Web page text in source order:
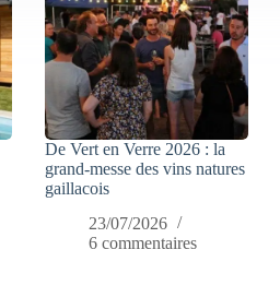
De Vert en Verre 2026 : la
grand-messe des vins natures
gaillacois
23/07/2026
6 commentaires